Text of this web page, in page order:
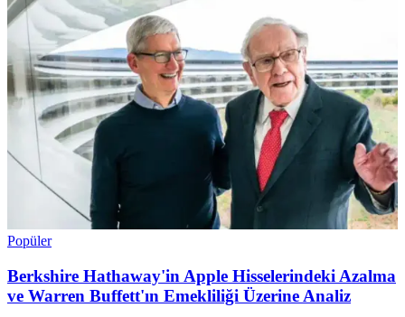
Popüler
Berkshire Hathaway'in Apple Hisselerindeki Azalma
ve Warren Buffett'ın Emekliliği Üzerine Analiz